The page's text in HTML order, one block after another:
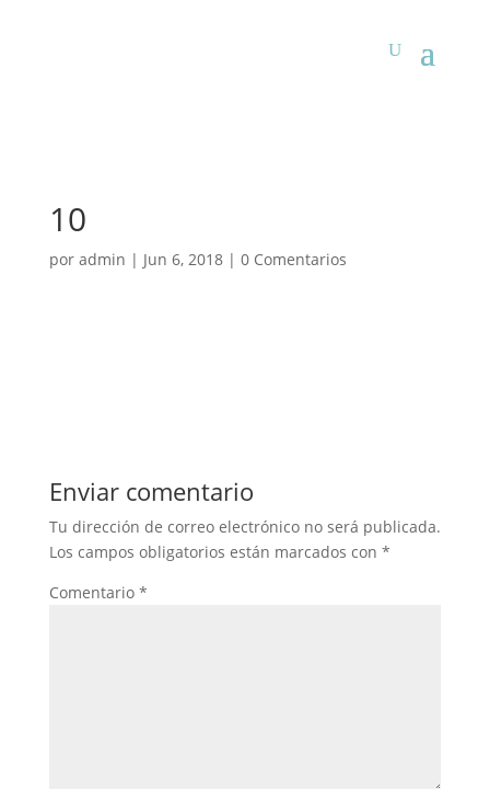
10
por admin | Jun 6, 2018| 0 Comentarios
Enviar comentario
Tu dirección de correo electrónico no será publicada.
Los campos obligatorios están marcados con *
Comentario *